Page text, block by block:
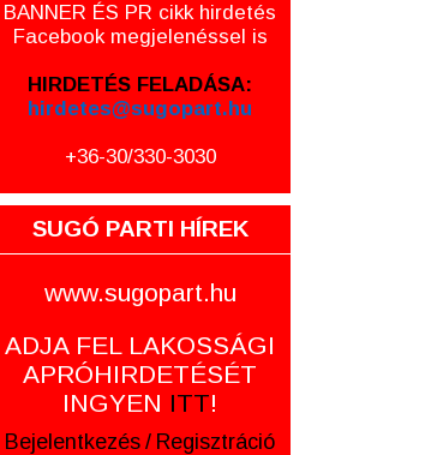
BANNER ÉS PR cikk hirdetés
Facebook megjelenéssel is
HIRDETÉS FELADÁSA:
hirdetes@sugopart.hu
+36-30/330-3030
SUGÓ PARTI HÍREK
www.sugopart.hu
ADJA FEL LAKOSSÁGI
APRÓHIRDETÉSÉT
INGYEN ITT!
Bejelentkezés / Regisztráció